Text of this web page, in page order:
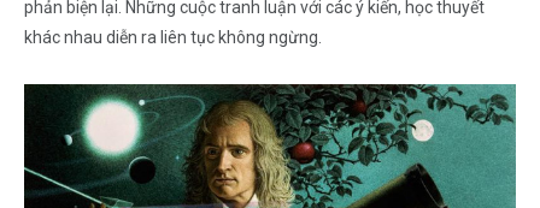
phản biện lại. Những cuộc tranh luận với các ý kiến, học thuyết
khác nhau diễn ra liên tục không ngừng.